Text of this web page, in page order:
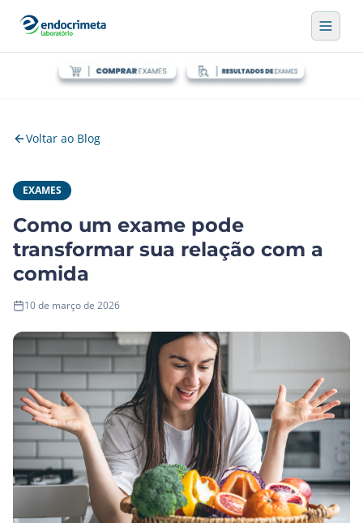
Voltar ao Blog
EXAMES
Como um exame pode
transformar sua relação com a
comida
10 de março de 2026